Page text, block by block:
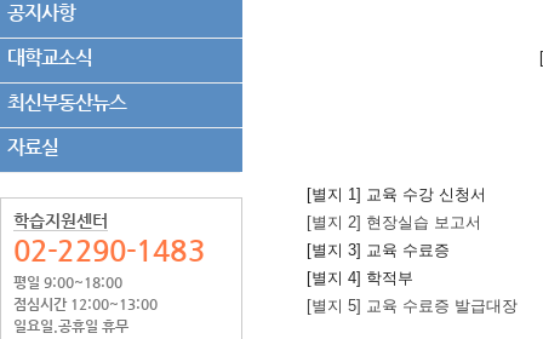
공지사항
대학교소식
최신부동산뉴스
자료실
학습지원센터
02-2290-1483
평일 9:00~18:00
점심시간 12:00~13:00
일요일.공휴일 휴무
[별지 1] 교육 수강 신청서
[별지 2] 현장실습 보고서
[별지 3] 교육 수료증
[별지 4] 학적부
[별지 5] 교육 수료증 발급대장